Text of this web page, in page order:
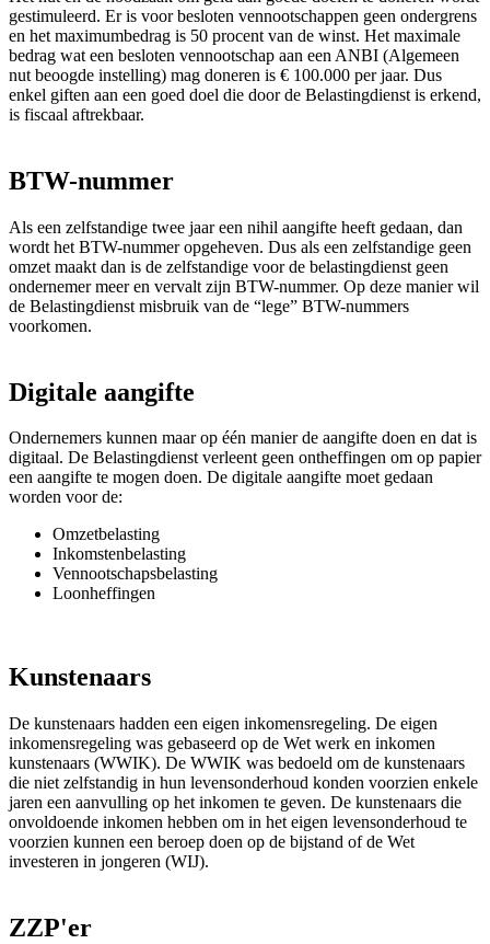
gestimuleerd. Er is voor besloten vennootschappen geen ondergrens
en het maximumbedrag is 50 procent van de winst. Het maximale
bedrag wat een besloten vennootschap aan een ANBI (Algemeen
nut beoogde instelling) mag doneren is € 100.000 per jaar. Dus
enkel giften aan een goed doel die door de Belastingdienst is erkend,
is fiscaal aftrekbaar.
BTW-nummer
Als een zelfstandige twee jaar een nihil aangifte heeft gedaan, dan
wordt het BTW-nummer opgeheven. Dus als een zelfstandige geen
omzet maakt dan is de zelfstandige voor de belastingdienst geen
ondernemer meer en vervalt zijn BTW-nummer. Op deze manier wil
de Belastingdienst misbruik van de “lege” BTW-nummers
voorkomen.
Digitale aangifte
Ondernemers kunnen maar op één manier de aangifte doen en dat is
digitaal. De Belastingdienst verleent geen ontheffingen om op papier
een aangifte te mogen doen. De digitale aangifte moet gedaan
worden voor de:
Omzetbelasting
Inkomstenbelasting
Vennootschapsbelasting
Loonheffingen
Kunstenaars
De kunstenaars hadden een eigen inkomensregeling. De eigen
inkomensregeling was gebaseerd op de Wet werk en inkomen
kunstenaars (WWIK). De WWIK was bedoeld om de kunstenaars
die niet zelfstandig in hun levensonderhoud konden voorzien enkele
jaren een aanvulling op het inkomen te geven. De kunstenaars die
onvoldoende inkomen hebben om in het eigen levensonderhoud te
voorzien kunnen een beroep doen op de bijstand of de Wet
investeren in jongeren (WIJ).
ZZP'er